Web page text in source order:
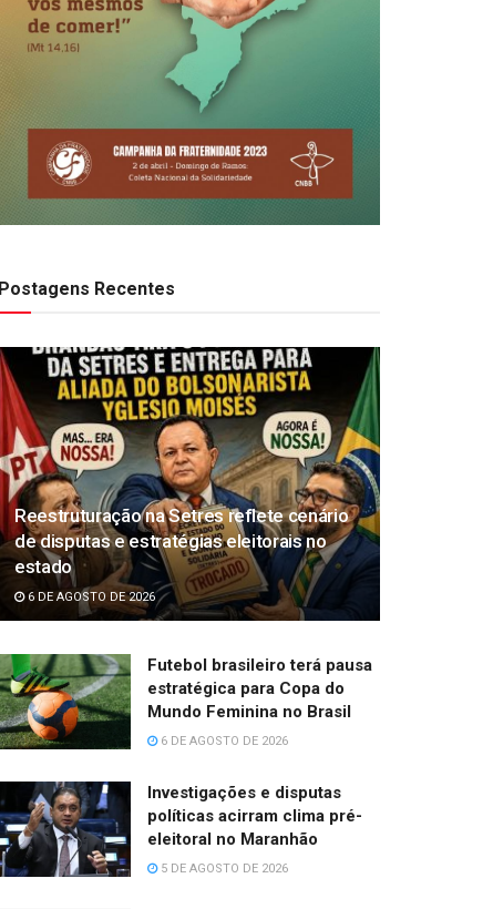
Postagens Recentes
Reestruturação na Setres reflete cenário
de disputas e estratégias eleitorais no
estado
6 DE AGOSTO DE 2026
Futebol brasileiro terá pausa
estratégica para Copa do
Mundo Feminina no Brasil
6 DE AGOSTO DE 2026
Investigações e disputas
políticas acirram clima pré-
eleitoral no Maranhão
5 DE AGOSTO DE 2026